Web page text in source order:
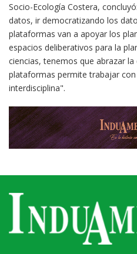
Socio-Ecología Costera,
datos, ir democratizando los
plataformas van a apoyar los
espacios deliberativos para la
ciencias, tenemos que abrazar
plataformas permite trabajar
interdisciplina".